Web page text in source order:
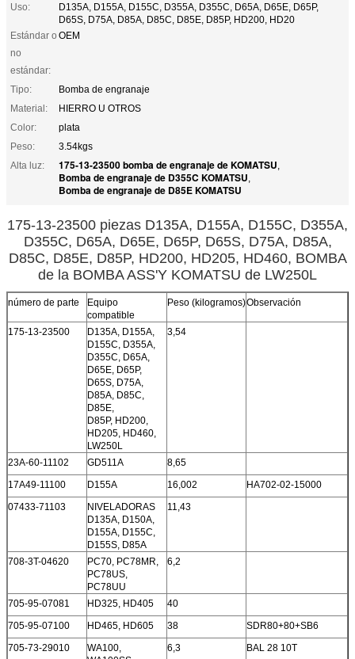
Uso:
D135A, D155A, D155C, D355A, D355C, D65A, D65E, D65P,
D65S, D75A, D85A, D85C, D85E, D85P, HD200, HD20
Estándar o
no
estándar:
OEM
Tipo:
Bomba de engranaje
Material:
HIERRO U OTROS
Color:
plata
Peso:
3.54kgs
Alta luz:
175-13-23500 bomba de engranaje de KOMATSU,
Bomba de engranaje de D355C KOMATSU,
Bomba de engranaje de D85E KOMATSU
175-13-23500 piezas D135A, D155A, D155C, D355A,
D355C, D65A, D65E, D65P, D65S, D75A, D85A,
D85C, D85E, D85P, HD200, HD205, HD460, BOMBA
de la BOMBA ASS'Y KOMATSU de LW250L
número de parte
Equipo
compatible
Peso (kilogramos)Observación
175-13-23500
D135A, D155A,
D155C, D355A,
D355C, D65A,
D65E, D65P,
D65S, D75A,
D85A, D85C,
D85E,
D85P, HD200,
HD205, HD460,
LW250L
3,54
23A-60-11102 GD511A
8,65
17A49-11100
D155A 16,002
HA702-02-15000
07433-71103
NIVELADORAS
D135A, D150A,
D155A, D155C,
D155S, D85A
11,43
708-3T-04620
PC70, PC78MR,
PC78US,
PC78UU
6,2
705-95-07081 HD325, HD405
40
705-95-07100
HD465, HD605 38
SDR80+80+SB6
705-73-29010
WA100,
6,3 BAL 28 10T